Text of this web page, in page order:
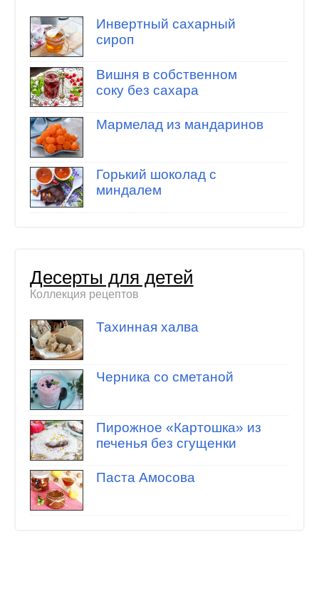
Инвертный сахарный
сироп
Вишня в собственном
соку без сахара
Мармелад из мандаринов
Горький шоколад с
миндалем
Десерты для детей
Коллекция рецептов
Тахинная халва
Черника со сметаной
Пирожное «Картошка» из
печенья без сгущенки
Паста Амосова